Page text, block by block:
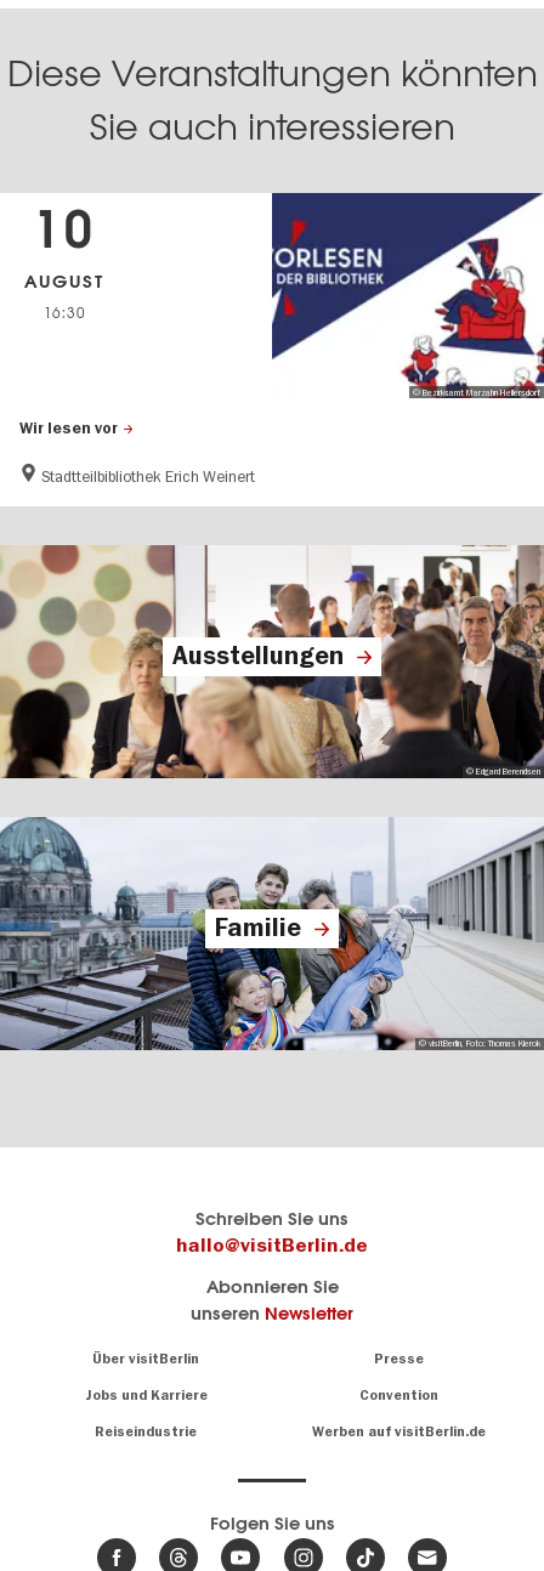
Diese Veranstaltungen könnten
Sie auch interessieren
Wir lesen vor
Stadtteilbibliothek Erich Weinert
10
AUGUST
16:30
© Bezirksamt Marzahn-Hellersdorf
Ausstellungen
© Edgard Berendsen
Familie
© visitBerlin, Foto: Thomas Kierok
Schreiben Sie uns
hallo@visitBerlin.de
Abonnieren Sie
unseren Newsletter
Über visitBerlin Presse
Jobs und Karriere Convention
Reiseindustrie Werben auf visitBerlin.de
sind
für Sie da.
Tickets
Insidertipps
Folgen Sie uns